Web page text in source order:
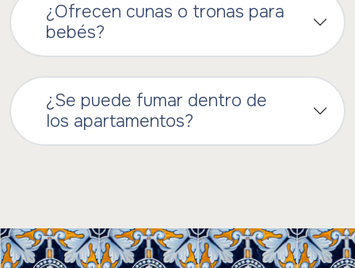
¿Ofrecen cunas o tronas para
bebés?
¿Se puede fumar dentro de
los apartamentos?